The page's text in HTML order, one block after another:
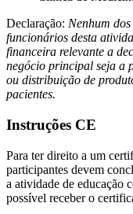
Declaração: Nenhum
funcionários desta
financeira relevante a
negócio principal seja a
ou distribuição de
pacientes.
Instruções CE
Para ter direito a um
participantes devem
a atividade de educação
possível receber o